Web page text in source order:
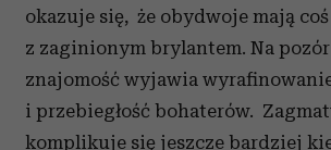
okazuje się, że obydwoje mają
z zaginionym brylantem. Na
znajomość wyjawia
i przebiegłość bohaterów.
komplikuje się jeszcze bardziej